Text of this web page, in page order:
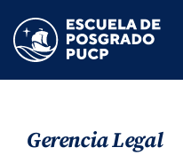
Gerencia Legal